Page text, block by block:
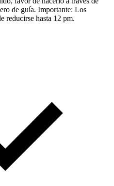
de guía. Importante: Los
reducirse hasta 12 pm.